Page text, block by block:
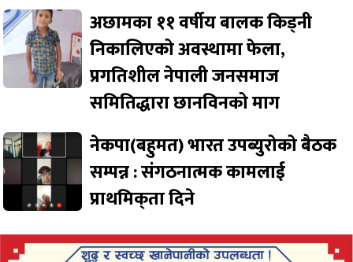
अछामका ११ वर्षीय बालक किड्नी
निकालिएको अवस्थामा फेला,
प्रगतिशील नेपाली जनसमाज
समितिद्धारा छानविनको माग
नेकपा(बहुमत) भारत उपब्युरोको बैठक
सम्पन्न : संगठनात्मक कामलाई
प्राथमिक्‌ता दिने